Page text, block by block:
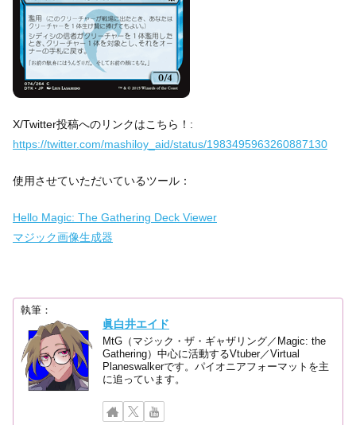
X/Twitter投稿へのリンクはこちら！:
https://twitter.com/mashiloy_aid/status/1983495963260887130
使用させていただいているツール：
Hello Magic: The Gathering Deck Viewer
マジック画像生成器
執筆：
眞白井エイド
MtG（マジック・ザ・ギャザリング／Magic: the
Gathering）中心に活動するVtuber／Virtual
Planeswalkerです。パイオニアフォーマットを主
に追っています。